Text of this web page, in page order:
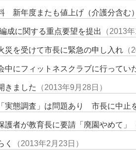
新年度またも値上げ（介護分含む）
成に関する重点要望を提出 （2013
災を受けて市長に緊急の申し入れ（
中にフィットネスクラブに行ってい
きました （2013年9月28日）
実態調査」は問題あり 市長に中止
護者が教育長に要請「廃園やめて」
く （2013年2月23日）